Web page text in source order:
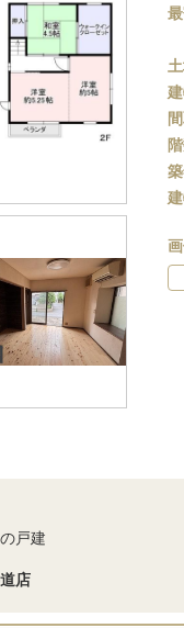
戸建
店